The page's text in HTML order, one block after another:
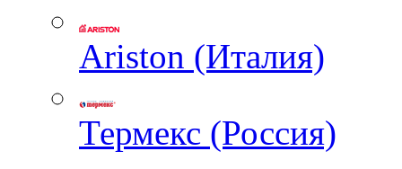
Ariston (Италия)
Термекс (Россия)